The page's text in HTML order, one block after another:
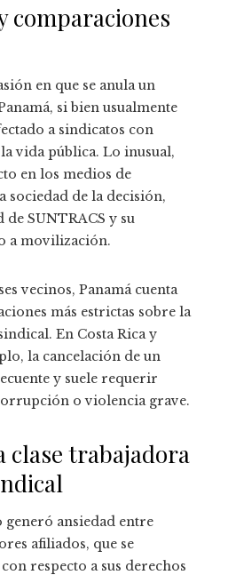
comparaciones
en que se anula un
si bien usualmente
a sindicatos con
vida pública. Lo inusual,
en los medios de
sociedad de la decisión,
SUNTRACS y su
a movilización.
vecinos, Panamá cuenta
más estrictas sobre la
En Costa Rica y
la cancelación de un
y suele requerir
o violencia grave.
clase trabajadora
ansiedad entre
afiliados, que se
respecto a sus derechos